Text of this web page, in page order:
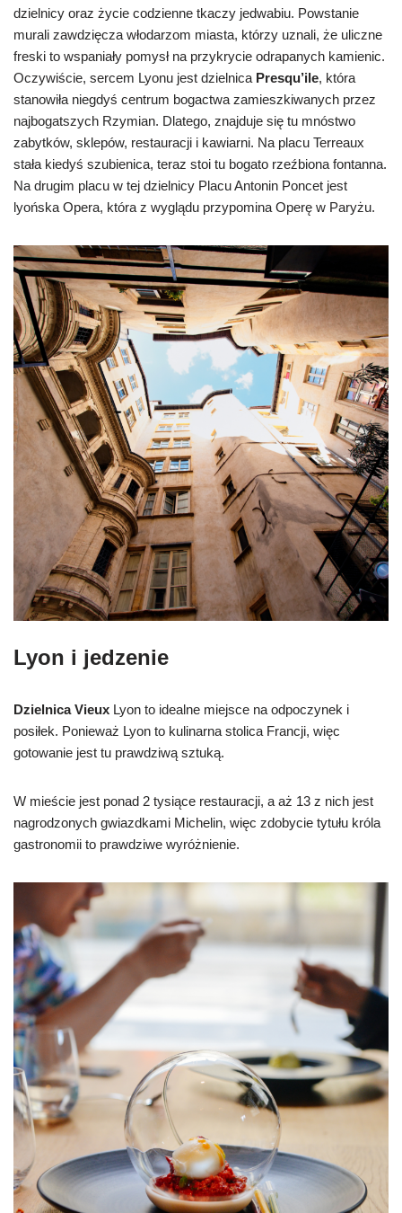
dzielnicy oraz życie codzienne tkaczy jedwabiu. Powstanie
murali zawdzięcza włodarzom miasta, którzy uznali, że uliczne
freski to wspaniały pomysł na przykrycie odrapanych kamienic.
Oczywiście, sercem Lyonu jest dzielnica Presqu’ile, która
stanowiła niegdyś centrum bogactwa zamieszkiwanych przez
najbogatszych Rzymian. Dlatego, znajduje się tu mnóstwo
zabytków, sklepów, restauracji i kawiarni. Na placu Terreaux
stała kiedyś szubienica, teraz stoi tu bogato rzeźbiona fontanna.
Na drugim placu w tej dzielnicy Placu Antonin Poncet jest
lyońska Opera, która z wyglądu przypomina Operę w Paryżu.
Lyon i jedzenie
Dzielnica Vieux Lyon to idealne miejsce na odpoczynek i
posiłek. Ponieważ Lyon to kulinarna stolica Francji, więc
gotowanie jest tu prawdziwą sztuką.
W mieście jest ponad 2 tysiące restauracji, a aż 13 z nich jest
nagrodzonych gwiazdkami Michelin, więc zdobycie tytułu króla
gastronomii to prawdziwe wyróżnienie.